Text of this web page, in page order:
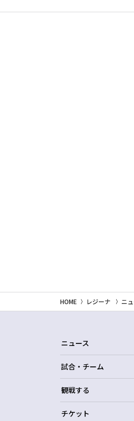
HOME レジーナ ニ
ニュース
試合・チーム
観戦する
チケット